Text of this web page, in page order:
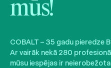
mūs!
COBALT – 35 gadu pieredze
Ar vairāk nekā 280
mūsu iespējas ir